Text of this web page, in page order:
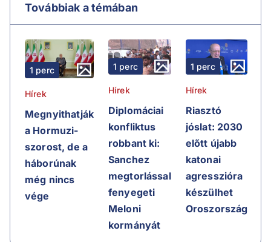
Továbbiak a témában
1 perc
Hírek
Megnyithatják
a Hormuzi-
szorost, de a
háborúnak
még nincs
vége
1 perc
Hírek
Diplomáciai
konfliktus
robbant ki:
Sanchez
megtorlással
fenyegeti
Meloni
kormányát
1 perc
Hírek
Riasztó
jóslat: 2030
előtt újabb
katonai
agresszióra
készülhet
Oroszország